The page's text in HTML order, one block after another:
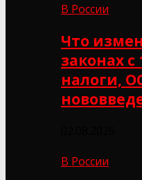
В России
Что
законах с
налоги,
В России